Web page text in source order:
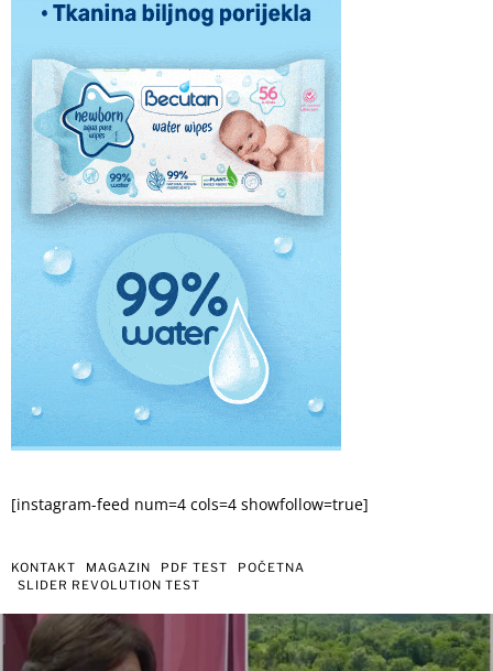
[instagram-feed num=4 cols=4 showfollow=true]
KONTAKT MAGAZIN PDF TEST
POČETNA
SLIDER REVOLUTION TEST